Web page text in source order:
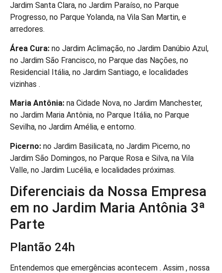
Jardim Santa Clara, no Jardim Paraíso, no Parque
Progresso, no Parque Yolanda, na Vila San Martin, e
arredores.
Área Cura: no Jardim Aclimação, no Jardim Danúbio Azul,
no Jardim São Francisco, no Parque das Nações, no
Residencial Itália, no Jardim Santiago, e localidades
vizinhas .
Maria Antônia: na Cidade Nova, no Jardim Manchester,
no Jardim Maria Antônia, no Parque Itália, no Parque
Sevilha, no Jardim Amélia, e entorno.
Picerno: no Jardim Basilicata, no Jardim Picerno, no
Jardim São Domingos, no Parque Rosa e Silva, na Vila
Valle, no Jardim Lucélia, e localidades próximas.
Diferenciais da Nossa Empresa
em no Jardim Maria Antônia 3ª
Parte
Plantão 24h
Entendemos que emergências acontecem . Assim , nossa